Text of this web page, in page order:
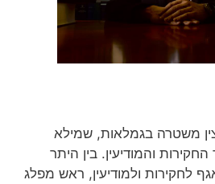
משטרה בגמלאות, שמילא
והמודיעין. בין היתר
לחקירות ולמודיעין, ראש מפלג